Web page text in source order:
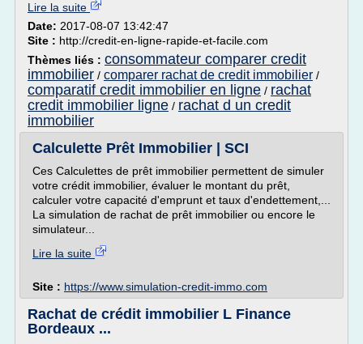
Lire la suite
Date: 2017-08-07 13:42:47
Site : http://credit-en-ligne-rapide-et-facile.com
Thèmes liés : consommateur comparer credit
immobilier / comparer rachat de credit immobilier /
comparatif credit immobilier en ligne / rachat
credit immobilier ligne / rachat d un credit
immobilier
Calculette Prêt Immobilier | SCI
Ces Calculettes de prêt immobilier permettent de simuler
votre crédit immobilier, évaluer le montant du prêt,
calculer votre capacité d'emprunt et taux d'endettement,...
La simulation de rachat de prêt immobilier ou encore le
simulateur...
Lire la suite
Site : https://www.simulation-credit-immo.com
Rachat de crédit immobilier L Finance
Bordeaux ...